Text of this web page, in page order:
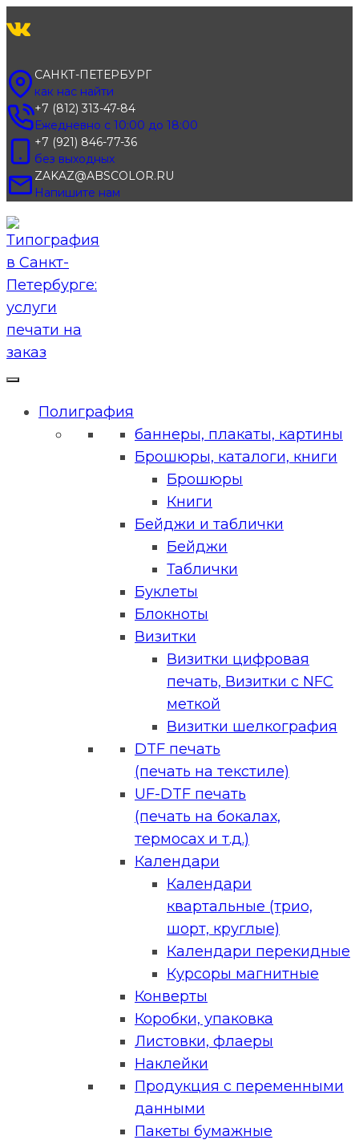
к
САНКТ-ПЕТЕРБУРГ
как нас найти
+7 (812) 313-47-84
Ежедневно с 10:00 до 18:00
+7 (921) 846-77-36
без выходных
ZAKAZ@ABSCOLOR.RU
Напишите нам
Полиграфия
баннеры, плакаты, картины
Брошюры, каталоги, книги
Брошюры
Книги
Бейджи и таблички
Бейджи
Таблички
Буклеты
Блокноты
Визитки
Визитки цифровая
печать, Визитки с NFC
меткой
Визитки шелкография
DTF печать
(печать на текстиле)
UF-DTF печать
(печать на бокалах,
термосах и т.д.)
Календари
Календари
квартальные (трио,
шорт, круглые)
Календари перекидные
Курсоры магнитные
Конверты
Коробки, упаковка
Листовки, флаеры
Наклейки
Продукция с переменными
данными
Пакеты бумажные